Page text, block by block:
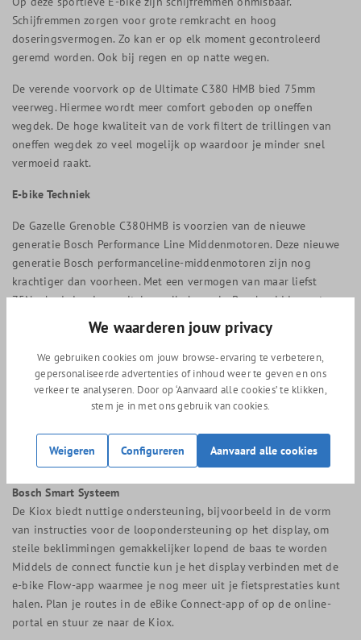
Schijfremmen zorgen voor grote remkracht en hoog
doseringsvermogen. Zo kan er op elk moment gecontroleerd
geremd worden. Ook bij regen en op natte wegen.
De verende voorvork op de Ultimate C380 HMB bied 75mm
veerweg. Hiermee wordt meer comfort geboden op oneffen
wegdek. De hoge kwaliteit van de vork filtert de trillingen van
oneffen wegdek zo veel mogelijk op waardoor je minder snel
vermoeid raakt.
E-bike Techniek
De Gazelle Grenoble C380HMB is voorzien van de nieuwe
generatie Bosch Performance Line Middenmotoren. Deze nieuwe
generatie Bosch performanceline-middenmotoren zijn nog
krachtiger dan voorheen. Met een vermogen van maar liefst
75Nm bedwing je moeiteloos alle heuvels. Bosch middenmotoren
bevatten verschillende sensoren en meten je snelheid, trapkracht
en rotatie van de pedalen zodat ze efficiënter ondersteunen.
Alle informatie is duidelijk af te lezen op het Bosch Kiox 300
kleurendisplay. Het compacte en handzame display zorgt voor
een minimalistische eBike-look. Het scherm is optimaal leesbaar
of steenslag.
Bosch Smart Systeem
De Kiox biedt nuttige ondersteuning, bijvoorbeeld in de vorm
van instructies voor de loopondersteuning op het display, om
steile beklimmingen gemakkelijker lopend de baas te worden
Middels de connect functie kun je het display verbinden met de
e-bike Flow-app waarmee je nog meer uit je fietsprestaties kunt
halen. Plan je routes in de eBike Connect-app of op de online-
portal en stuur ze naar de Kiox.
We waarderen jouw privacy
We gebruiken cookies om jouw browse-ervaring te verbeteren,
gepersonaliseerde advertenties of inhoud weer te geven en ons
verkeer te analyseren. Door op ‘Aanvaard alle cookies’ te klikken,
stem je in met ons gebruik van cookies.
Weigeren Configureren Aanvaard alle cookies